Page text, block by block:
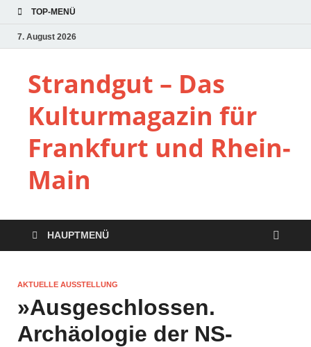
TOP-MENÜ
7. August 2026
Strandgut – Das
Kulturmagazin für
Frankfurt und Rhein-
Main
HAUPTMENÜ
AKTUELLE AUSSTELLUNG
»Ausgeschlossen.
Archäologie der NS-